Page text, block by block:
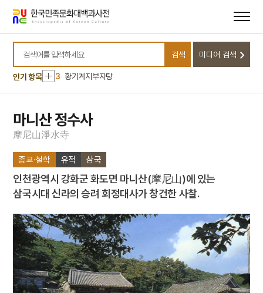
바로가기
바로가기
검색어를 입력하세요
검색 미디어 검색
인기 항목
10 김성일
1 금성대군
2 세조
3 황기계지부자탕
4 김령
5 도롱뇽
6 정약용
거란
9
건원중보
10 김성일
1 금성대군
세조
3 황기계지부자탕
4 김령
5 도롱뇽
마니산 정수사
摩尼山淨水寺
종교·철학 유적 삼국
인천광역시 강화군 화도면 마니산(摩尼山)에 있는
삼국시대 신라의 승려 회정대사가 창건한 사찰.